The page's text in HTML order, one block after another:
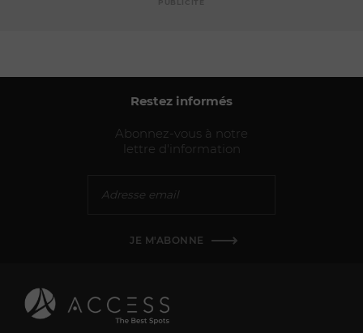
Restez informés
Abonnez-vous à notre
lettre d'information
JE M'ABONNE